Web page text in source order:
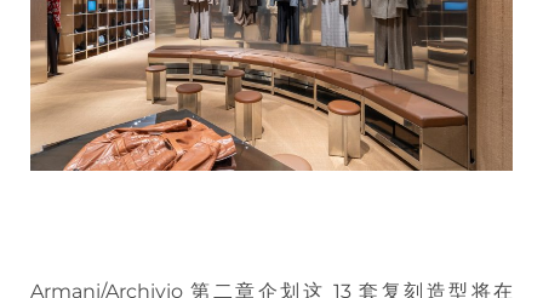
Armani/Archivio 第二章企划这 13 套复刻造型将在